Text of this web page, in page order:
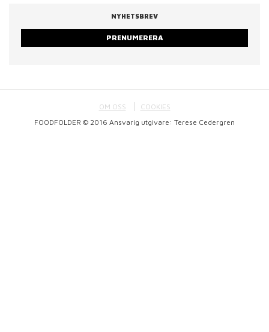
NYHETSBREV
PRENUMERERA
OM OSS
COOKIES
FOODFOLDER © 2016 Ansvarig utgivare: Terese Cedergren